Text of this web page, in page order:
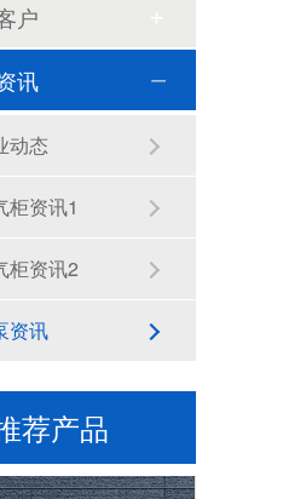
户
讯
动态
柜资讯1
柜资讯2
资讯
荐产品
变频控制柜